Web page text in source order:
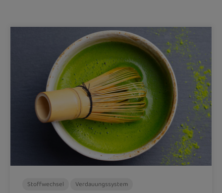
Stoffwechsel Verdauungssystem